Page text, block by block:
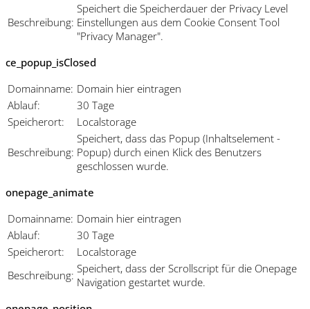
Beschreibung:
Speichert die Speicherdauer der Privacy Level
Einstellungen aus dem Cookie Consent Tool
"Privacy Manager".
ce_popup_isClosed
Domainname: Domain hier eintragen
Ablauf:
30 Tage
Speicherort:
Localstorage
Beschreibung:
Speichert, dass das Popup (Inhaltselement -
Popup) durch einen Klick des Benutzers
geschlossen wurde.
onepage_animate
Domainname: Domain hier eintragen
Ablauf:
30 Tage
Speicherort:
Localstorage
Beschreibung: Speichert, dass der Scrollscript für die Onepage
Navigation gestartet wurde.